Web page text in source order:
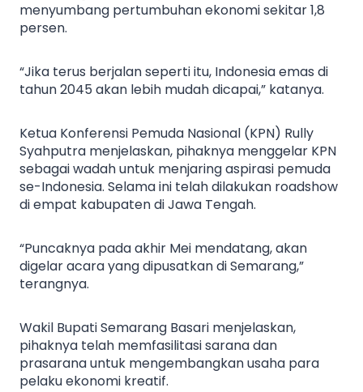
menyumbang pertumbuhan ekonomi sekitar 1,8
persen.
“Jika terus berjalan seperti itu, Indonesia emas di
tahun 2045 akan lebih mudah dicapai,” katanya.
Ketua Konferensi Pemuda Nasional (KPN) Rully
Syahputra menjelaskan, pihaknya menggelar KPN
sebagai wadah untuk menjaring aspirasi pemuda
se-Indonesia. Selama ini telah dilakukan roadshow
di empat kabupaten di Jawa Tengah.
“Puncaknya pada akhir Mei mendatang, akan
digelar acara yang dipusatkan di Semarang,”
terangnya.
Wakil Bupati Semarang Basari menjelaskan,
pihaknya telah memfasilitasi sarana dan
prasarana untuk mengembangkan usaha para
pelaku ekonomi kreatif.